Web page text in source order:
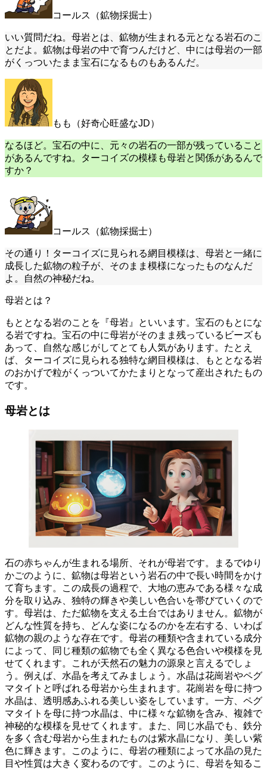
コールス（鉱物採掘士）
いい質問だね。母岩とは、鉱物が生まれる元となる岩石のこ
とだよ。鉱物は母岩の中で育つんだけど、中には母岩の一部
がくっついたまま宝石になるものもあるんだ。
もも（好奇心旺盛なJD）
なるほど。宝石の中に、元々の岩石の一部が残っていること
があるんですね。ターコイズの模様も母岩と関係があるんで
すか？
コールス（鉱物採掘士）
その通り！ターコイズに見られる網目模様は、母岩と一緒に
成長した鉱物の粒子が、そのまま模様になったものなんだ
よ。自然の神秘だね。
母岩とは？
もととなる岩のことを『母岩』といいます。宝石のもとにな
る岩ですね。宝石の中に母岩がそのまま残っているビーズも
あって、自然な感じがしてとても人気があります。たとえ
ば、ターコイズに見られる独特な網目模様は、もととなる岩
のおかげで粒がくっついてかたまりとなって産出されたもの
です。
母岩とは
石の赤ちゃんが生まれる場所、それが母岩です。
まるでゆり
かごのように、 鉱物は母岩という岩石の中で長い時間をかけ
て育ちます。
この成長の過程で、大地の恵みである様々な成
分を取り込み、独特の輝きや美しい色合いを帯びていくので
す。母岩は、ただ鉱物を支える土台ではありません。鉱物が
どんな性質を持ち、どんな姿になるのかを左右する、 いわば
鉱物の親のような存在です。母岩の種類や含まれている成分
によって、同じ種類の鉱物でも全く異なる色合いや模様を見
せてくれます。これが天然石の魅力の源泉と言えるでしょ
う。例えば、水晶を考えてみましょう。水晶は花崗岩やペグ
マタイトと呼ばれる母岩から生まれます。花崗岩を母に持つ
水晶は、透明感あふれる美しい姿をしています。一方、ペグ
マタイトを母に持つ水晶は、中に様々な鉱物を含み、複雑で
神秘的な模様を見せてくれます。また、同じ水晶でも、鉄分
を多く含む母岩から生まれたものは紫水晶になり、美しい紫
色に輝きます。このように、 母岩の種類によって水晶の見た
目や性質は大きく変わるのです。このように、母岩を知るこ